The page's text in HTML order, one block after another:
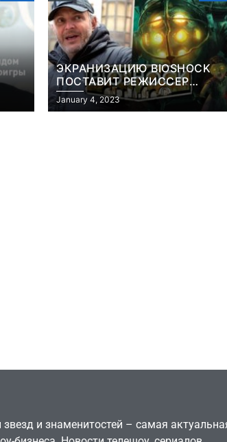
ЭКРАНИЗАЦИЮ BIOSHOCK
ПОСТАВИТ РЕЖИССЕР
«КОНСТАНТИНА» И
«ГОЛОДНЫХ ИГР»
January 4, 2023
звезд и знаменитостей – самая